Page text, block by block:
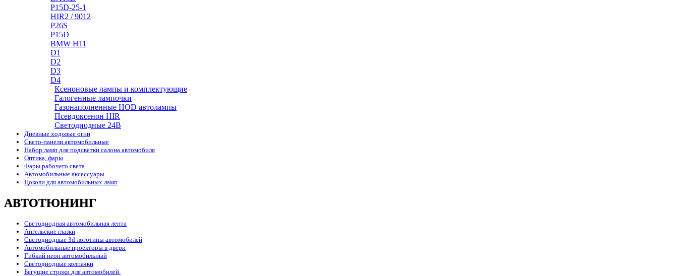
P15D-25-1
HIR2 / 9012
P26S
P15D
BMW H11
D1
D2
D3
D4
Ксеноновые лампы и комплектующие
Галогенные лампочки
Газонаполненные HOD автолампы
Псевдоксенон HIR
Cветодиодные 24B
Дневные ходовые огни
Свето-панели автомобильные
Набор ламп для подсветки салона автомобиля
Оптика, фары
Фары рабочего света
Автомобильные аксессуары
Цоколи для автомобильных ламп
АВТОТЮНИНГ
Светодиодная автомобильная лента
Ангельские глазки
Светодиодные 3d логотипы автомобилей
Автомобильные проекторы в двери
Гибкий неон автомобильный
Светодиодные колпачки
Бегущие строки для автомобилей.